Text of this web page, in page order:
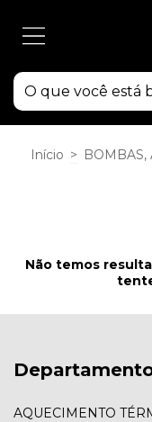
Início > BOMBAS,
Não temos
AQUECIMENTO